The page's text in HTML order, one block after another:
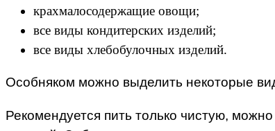
крахмалосодержащие овощи;
все виды кондитерских изделий;
все виды хлебобулочных изделий.
Особняком можно выделить некоторые
Рекомендуется пить только чистую,